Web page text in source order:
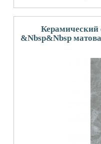
Керамический
&Nbsp&Nbsp